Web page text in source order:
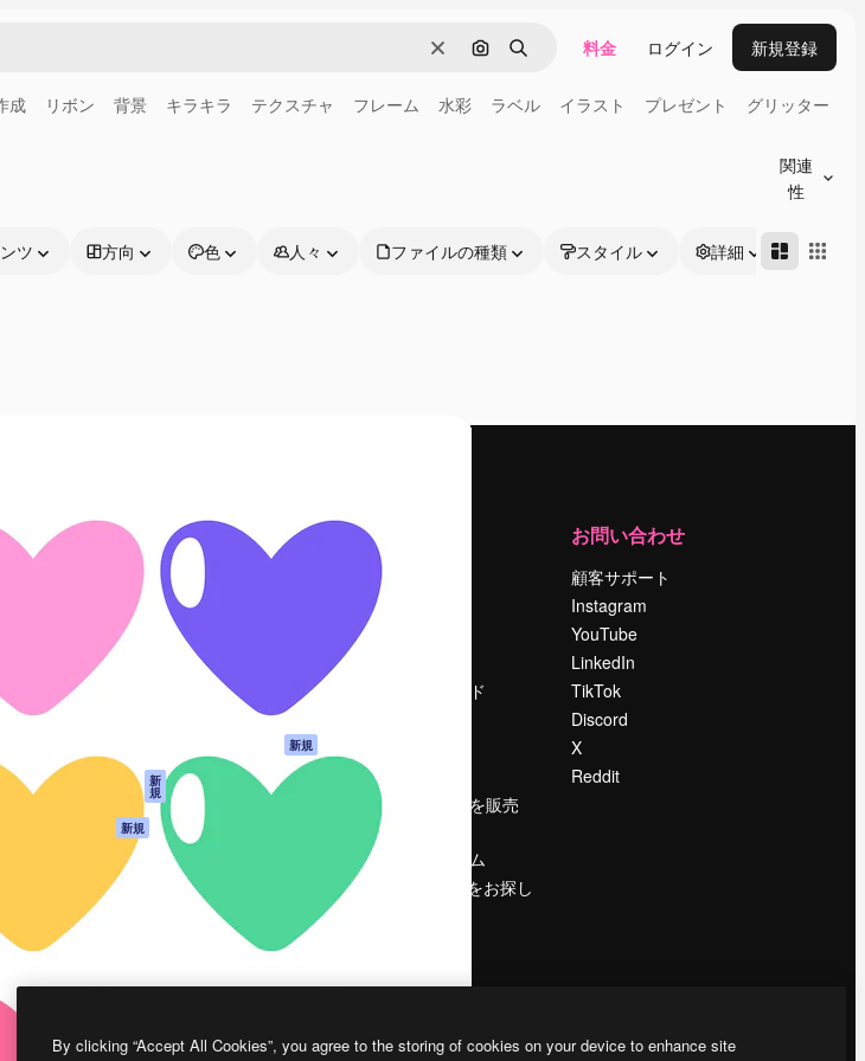
消去 画像で検索
検索 料金 ログイン 新規登録
成 リボン 背景 キラキラ テクスチャ フレーム 水彩 ラベル イラスト プレゼント グリッター
関連
性
ツ 方向 色 人々 ファイルの種類 スタイル 詳細
製品
AI アシスタント
AI 画像生成ツール
AI 動画生成ツール
AI 音声合成ツール
ストックコンテン
Claude/ChatGPT
向けMCP
新
規
新規
モバイルアプリ
すべてのMagnificツ
ール
はじめに
Academy
ドキュメント
利用規約
プライバシーポリ
新規
クッキーポリシー
トラストセンター
アフィリエイト
検索トレンド
コンテンツを販売
プレスルーム
magnific.aiをお探し
お問い合わせ
顧客サポート
Instagram
YouTube
LinkedIn
TikTok
Discord
X
Reddit
無断複写・転載を禁じます
By clicking “Accept All Cookies”, you agree to the storing of cookies on your device to enhance site